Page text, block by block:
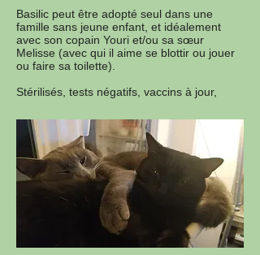
Basilic peut être adopté seul dans une
famille sans jeune enfant, et idéalement
avec son copain Youri et/ou sa sœur
Melisse (avec qui il aime se blottir ou jouer
ou faire sa toilette).
Stérilisés, tests négatifs, vaccins à jour,